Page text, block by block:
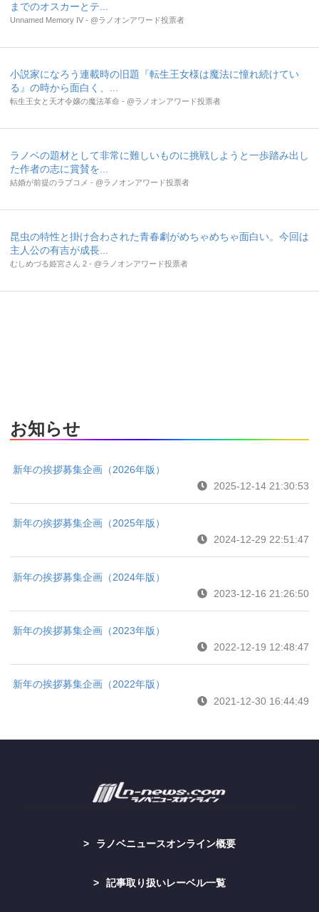
までのオスカーとテ...
Unnamed Memory IV - @ラノオンアワード投票者
小説家になろう連載時の旧題『転生王女様は魔法に憧れ続けてい
る』の時から面白く、...
転生王女と天才令嬢の魔法革命 - @ラノオンアワード投票者
ラノベの題材として非常に難しいものに挑戦しようと一歩踏み出し
た作者の志に賞賛を...
結婚が前提のラブコメ - @ラノオンアワード投票者
昆虫の特性と掛け合わされた青春劇がめちゃめちゃ面白い。今回は
主人公の有吉が成長...
むしめづる姫宮さん 2 - @ラノオンアワード投票者
お知らせ
新年の挨拶募集企画（2026年版）
2025-12-14 21:30:53
新年の挨拶募集企画（2025年版）
2024-12-29 22:51:47
新年の挨拶募集企画（2024年版）
2023-12-16 21:26:50
新年の挨拶募集企画（2023年版）
2022-12-19 12:48:47
新年の挨拶募集企画（2022年版）
2021-12-30 16:44:49
ラノベニュースオンライン概要
記事取り扱いレーベル一覧